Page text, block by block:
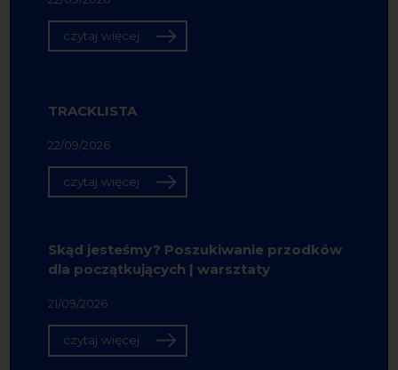
czytaj więcej
TRACKLISTA
22/09/2026
czytaj więcej
Skąd jesteśmy? Poszukiwanie przodków
dla początkujących | warsztaty
21/09/2026
czytaj więcej